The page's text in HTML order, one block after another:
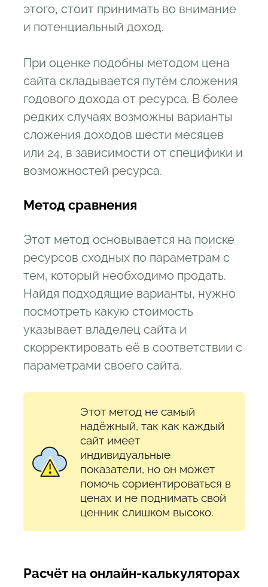
этого, стоит принимать во внимание
и потенциальный доход.
При оценке подобны методом цена
сайта складывается путём сложения
годового дохода от ресурса. В более
редких случаях возможны варианты
сложения доходов шести месяцев
или 24, в зависимости от специфики и
возможностей ресурса.
Метод сравнения
Этот метод основывается на поиске
ресурсов сходных по параметрам с
тем, который необходимо продать.
Найдя подходящие варианты, нужно
посмотреть какую стоимость
указывает владелец сайта и
скорректировать её в соответствии с
параметрами своего сайта.
Этот метод не самый
надёжный, так как каждый
сайт имеет
индивидуальные
показатели, но он может
помочь сориентироваться в
ценах и не поднимать свой
ценник слишком высоко.
Расчёт на онлайн-калькуляторах